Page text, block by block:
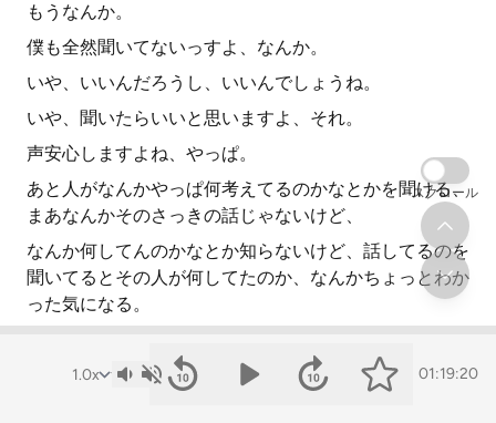
もうなんか。
僕も全然聞いてないっすよ、なんか。
いや、いいんだろうし、いいんでしょうね。
いや、聞いたらいいと思いますよ、それ。
声安心しますよね、やっぱ。
あと人がなんかやっぱ何考えてるのかなとかを聞ける、
まあなんかそのさっきの話じゃないけど、
なんか何してんのかなとか知らないけど、話してるのを
聞いてるとその人が何してたのか、なんかちょっとわか
った気になる。
まあなんか、そこがいいですね。
01:19:20
スクロール